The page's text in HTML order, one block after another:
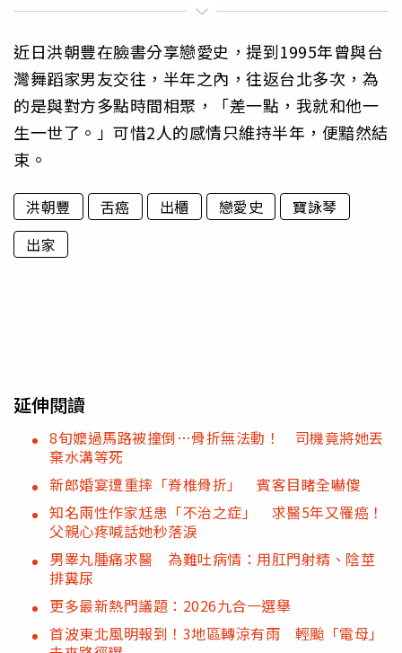
近日洪朝豐在臉書分享戀愛史，提到1995年曾與台
灣舞蹈家男友交往，半年之內，往返台北多次，為
的是與對方多點時間相聚，「差一點，我就和他一
生一世了。」可惜2人的感情只維持半年，便黯然結
束。
洪朝豐 舌癌 出櫃 戀愛史
寶詠琴
出家
延伸閱讀
8旬嬤過馬路被撞倒…骨折無法動！ 司機竟將她丟
棄水溝等死
新郎婚宴遭重摔「脊椎骨折」 賓客目睹全嚇傻
知名兩性作家尪患「不治之症」 求醫5年又罹癌！
父親心疼喊話她秒落淚
男睪丸腫痛求醫 為難吐病情：用肛門射精、陰莖
排糞尿
更多最新熱門議題：2026九合一選舉
首波東北風明報到！3地區轉涼有雨 輕颱「電母」